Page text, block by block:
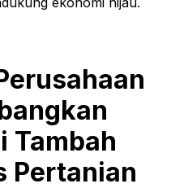
Tambah
Pertanian